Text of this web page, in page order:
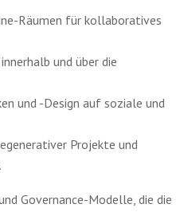
Räumen für kollaboratives
und über die
und -Design auf soziale und
Projekte und
Governance-Modelle, die die